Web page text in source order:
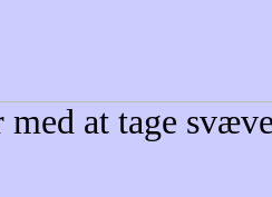
med at tage